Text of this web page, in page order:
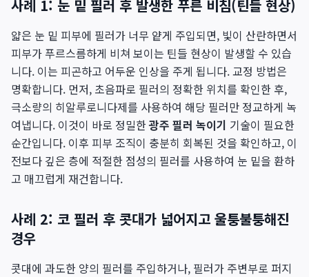
사례 1: 눈 밑 필러 후 발생한 푸른 비침(틴들 현상)
얇은 눈 밑 피부에 필러가 너무 얕게 주입되면, 빛이 산란하면서
피부가 푸르스름하게 비쳐 보이는 틴들 현상이 발생할 수 있습
니다. 이는 피곤하고 어두운 인상을 주게 됩니다. 교정 방법은
명확합니다. 먼저, 초음파로 필러의 정확한 위치를 확인한 후,
극소량의 히알루로니다제를 사용하여 해당 필러만 정교하게 녹
여냅니다. 이것이 바로 정밀한광주 필러 녹이기 기술이 필요한
순간입니다. 이후 피부 조직이 충분히 회복된 것을 확인하고, 이
전보다 깊은 층에 적절한 점성의 필러를 사용하여 눈 밑을 환하
고 매끄럽게 재건합니다.
사례 2: 코 필러 후 콧대가 넓어지고 울퉁불퉁해진
경우
콧대에 과도한 양의 필러를 주입하거나, 필러가 주변부로 퍼지